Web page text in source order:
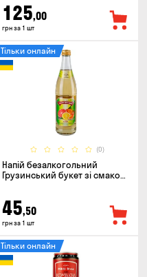
125,00
грн за 1 шт
(0)
Тільки онлайн
Напій безалкогольний
Грузинський букет зі смаком
45,50
грн за 1 шт
Тільки онлайн